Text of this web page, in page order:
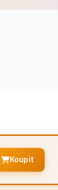
Koupit